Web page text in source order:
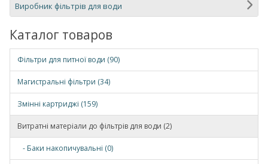
Виробник фільтрів для води
Каталог товаров
Фільтри для питної води (90)
Магистральні фільтри (34)
Змінні картриджі (159)
Витратні матеріали до фільтрів для води (2)
- Баки накопичувальні (0)